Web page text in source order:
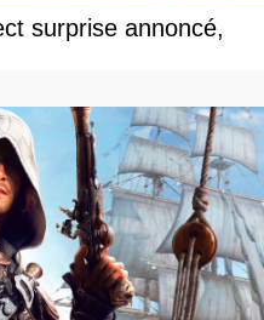
surprise annoncé,